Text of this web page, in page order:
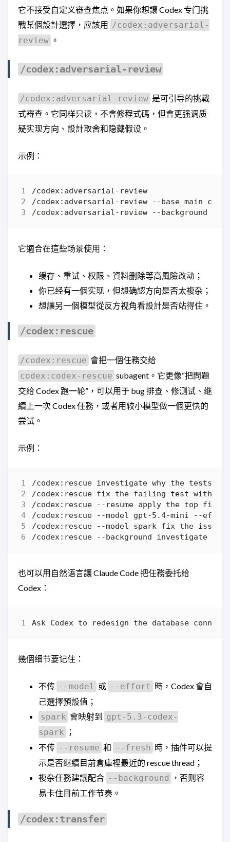
它不接受自定义審查焦点。如果你想讓 Codex 专门挑
戰某個設計選擇，应該用 /codex:adversarial-
review 。
/codex:adversarial-review
/codex:adversarial-review 是可引导的挑戰
式審查。它同样只读，不會修程式碼，但會更强调质
疑实现方向、設計取舍和隐藏假设。
示例：
/codex:adversarial-review --background
它適合在這些场景使用：
缓存、重试、权限、資料删除等高風險改动；
你已经有一個实现，但想确認方向是否太複杂；
想讓另一個模型從反方视角看設計是否站得住。
/codex:rescue
/codex:rescue 會把一個任務交给
codex:codex-rescue subagent。它更像“把問題
交给 Codex 跑一轮”，可以用于 bug 排查、修测试、继
續上一次 Codex 任務，或者用较小模型做一個更快的
尝试。
示例：
/codex:rescue fix the failing test
/codex:rescue --model gpt-5.4-mini --
也可以用自然语言讓 Claude Code 把任務委托给
Codex：
幾個细节要记住：
不传 --model 或 --effort 時，Codex 會自
己選擇預設值；
spark 會映射到
gpt-5.3-codex-
spark
；
不传 --resume 和 --fresh 時，插件可以提
示是否继續目前倉庫裡最近的 rescue thread；
複杂任務建議配合 --background
，否则容
易卡住目前工作节奏。
/codex:transfer